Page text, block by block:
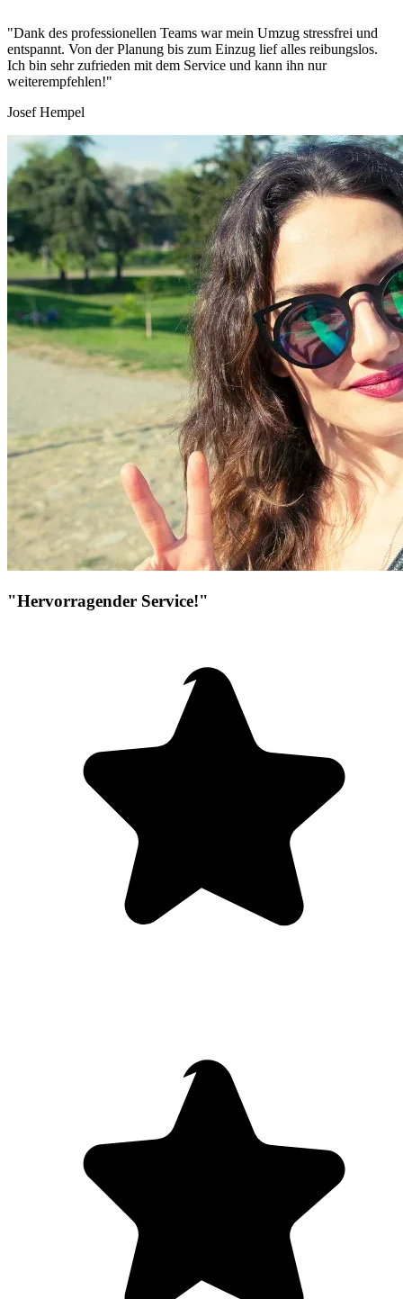
"Dank des professionellen Teams war mein Umzug stressfrei und
entspannt. Von der Planung bis zum Einzug lief alles reibungslos.
Ich bin sehr zufrieden mit dem Service und kann ihn nur
weiterempfehlen!"
Josef Hempel
"Hervorragender Service!"